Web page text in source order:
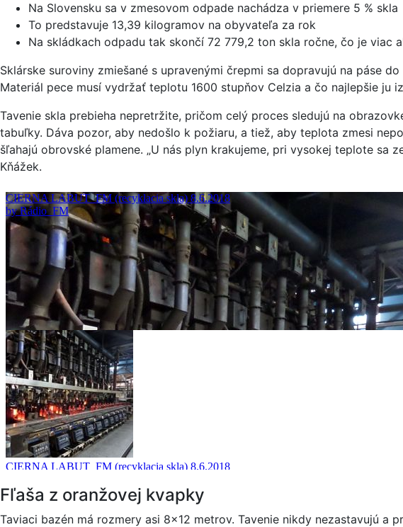
Na Slovensku sa v zmesovom odpade nachádza v priemere 5 % skla
To predstavuje 13,39 kilogramov na obyvateľa za rok
Na skládkach odpadu tak skončí 72 779,2 ton skla ročne, čo je
Sklárske suroviny zmiešané s upravenými črepmi sa dopravujú na páse
Materiál pece musí vydržať teplotu 1600 stupňov Celzia a čo najlepšie
Tavenie skla prebieha nepretržite, pričom celý proces sledujú na
tabuľky. Dáva pozor, aby nedošlo k požiaru, a tiež, aby teplota zmesi
šľahajú obrovské plamene. „U nás plyn krakujeme, pri vysokej teplote
Kňážek.
Fľaša z oranžovej kvapky
Taviaci bazén má rozmery asi 8×12 metrov. Tavenie nikdy nezastavujú